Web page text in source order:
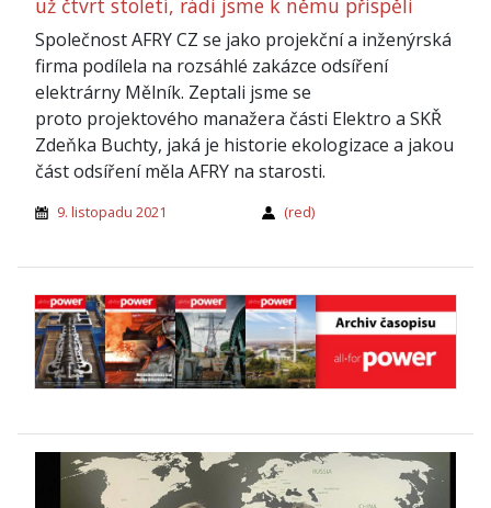
už čtvrt století, rádi jsme k němu přispěli
Společnost AFRY CZ se jako projekční a inženýrská
firma podílela na rozsáhlé zakázce odsíření
elektrárny Mělník. Zeptali jsme se
proto projektového manažera části Elektro a SKŘ
Zdeňka Buchty, jaká je historie ekologizace a jakou
část odsíření měla AFRY na starosti.
9. listopadu 2021 (red)